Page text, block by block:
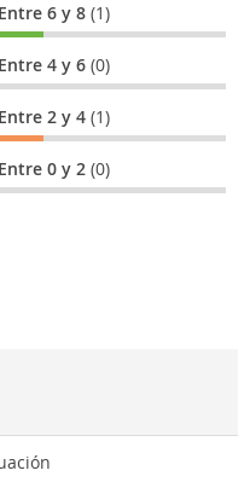
Entre 6 y 8(1)
Entre 4 y 6(0)
Entre 2 y 4(1)
Entre 0 y 2(0)